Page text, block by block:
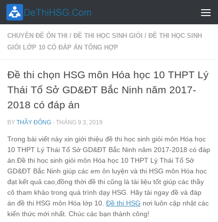
Skip to content
CHUYÊN ĐỀ ÔN THI / ĐỀ THI HỌC SINH GIỎI / ĐỀ THI HỌC SINH
GIỎI LỚP 10 CÓ ĐÁP ÁN TỔNG HỢP
Đề thi chọn HSG môn Hóa học 10 THPT Lý
Thái Tổ Sở GD&ĐT Bắc Ninh năm 2017-
2018 có đáp án
BY THẦY ĐÔNG · THÁNG 9 3, 2019
Trong bài viết này xin giới thiệu đề thi học sinh giỏi môn Hóa học
10 THPT Lý Thái Tổ Sở GD&ĐT Bắc Ninh năm 2017-2018 có đáp
án.Đề thi học sinh giỏi môn Hóa học 10 THPT Lý Thái Tổ Sở
GD&ĐT Bắc Ninh giúp các em ôn luyện và thi HSG môn Hóa học
đạt kết quả cao,đồng thời đề thi cũng là tài liệu tốt giúp các thầy
cô tham khảo trong quá trình dạy HSG. Hãy tải ngay đề và đáp
án đề thi HSG môn Hóa lớp 10. Đề thi HSG nơi luôn cập nhật các
kiến thức mới nhất. Chúc các bạn thành công!